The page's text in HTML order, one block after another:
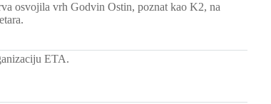
osvojila vrh Godvin Ostin, poznat kao K2, na
ETA.